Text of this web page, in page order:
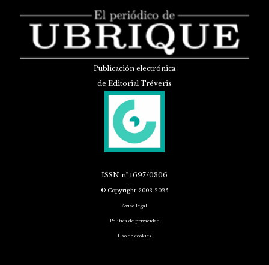
Publicación electrónica
de Editorial Tréveris
ISSN nº 1697/0306
© Copyright 2003-2025
Aviso legal
Política de privacidad
Uso de cookies